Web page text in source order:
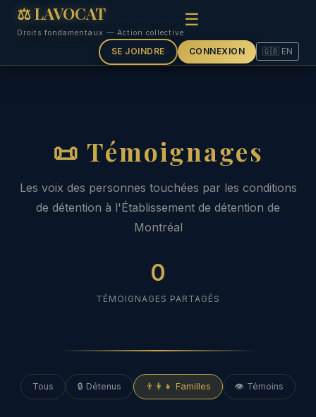
⚖ LAVOCAT
Droits fondamentaux — Action collective
☰
SE JOINDRE CONNEXION 🇬🇧 EN
📜 Témoignages
Les voix des personnes touchées par les conditions
de détention à l'Établissement de détention de
Montréal
0
TÉMOIGNAGES PARTAGÉS
Tous 🔒 Détenus 👨‍👩‍👧 Familles 👁️ Témoins